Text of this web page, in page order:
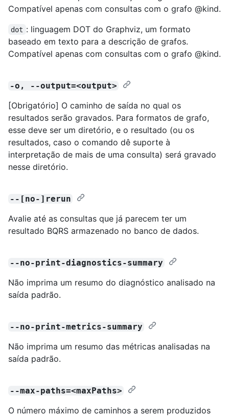
Compatível apenas com consultas com o grafo @kind.
dot : linguagem DOT do Graphviz, um formato
baseado em texto para a descrição de grafos.
Compatível apenas com consultas com o grafo @kind.
-o, --output=<output>
[Obrigatório] O caminho de saída no qual os
resultados serão gravados. Para formatos de grafo,
esse deve ser um diretório, e o resultado (ou os
resultados, caso o comando dê suporte à
interpretação de mais de uma consulta) será gravado
nesse diretório.
--[no-]rerun
Avalie até as consultas que já parecem ter um
resultado BQRS armazenado no banco de dados.
--no-print-diagnostics-summary
Não imprima um resumo do diagnóstico analisado na
saída padrão.
--no-print-metrics-summary
Não imprima um resumo das métricas analisadas na
saída padrão.
--max-paths=<maxPaths>
O número máximo de caminhos a serem produzidos